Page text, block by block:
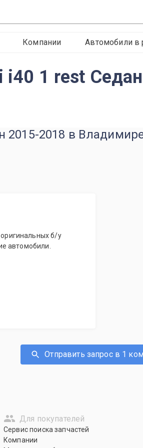
Компании Автомобили в
i40 1 rest
2015-2018 в
б/у
автомобили.
Отправить запрос в 1
Для покупателей
Сервис поиска запчастей
Компании